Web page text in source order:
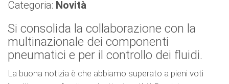
Categoria: Novità
Si consolida la collaborazione con la
multinazionale dei componenti
pneumatici e per il controllo dei fluidi.
La buona notizia è che abbiamo superato a pieni voti